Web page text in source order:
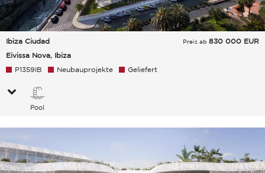
Ibiza Ciudad
Eivissa Nova, Ibiza
Preis ab 830 000 EUR
P1359IB Neubauprojekte Geliefert
Pool